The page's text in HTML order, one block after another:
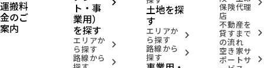
運搬料
金のご
案内
ト・事
業用）
を探す
arrow_forward_ios
エリアか
ら探す arrow_forward_ios
路線から arrow_forward_ios
土地を探
す
エリアか
ら探す arrow_forward_ios
路線から
探す arrow_forward_ios
保険代理
店
arrow_forward_ios
不動産を
貸すまで
の流れ
arrow_forward_ios
空き家サ
ポートサ arrow_forward_ios